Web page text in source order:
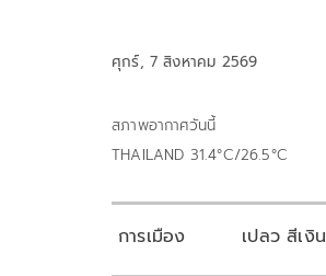
ศุกร์, 7 สิงหาคม 2569
สภาพอากาศวันนี้
THAILAND 31.4°C/26.5°C
การเมือง เปลว สีเงิน